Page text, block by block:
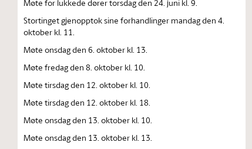
Møte for lukkede dører torsdag den 24. juni kl. 9.
Stortinget gjenopptok sine forhandlinger mandag den 4.
oktober kl. 11.
Møte onsdag den 6. oktober kl. 13.
Møte fredag den 8. oktober kl. 10.
Møte tirsdag den 12. oktober kl. 10.
Møte tirsdag den 12. oktober kl. 18.
Møte onsdag den 13. oktober kl. 10.
Møte onsdag den 13. oktober kl. 13.